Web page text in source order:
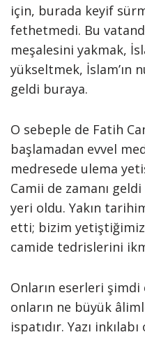
için, burada keyif
fethetmedi. Bu
meşalesini yakmak,
yükseltmek, İslam’ın
geldi buraya.
O sebeple de Fatih
başlamadan evvel
medresede ulema
Camii de zamanı
yeri oldu. Yakın
etti; bizim yetiştiğimiz
camide tedrislerini
Onların eserleri
onların ne büyük
ispatıdır. Yazı